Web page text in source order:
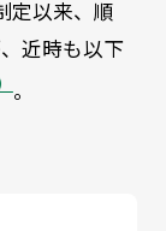
定以来、順
近時も以下
。